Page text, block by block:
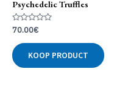
Psychedelic Truffles
Gewaardeerd
0
uit
5
70.00€
KOOP PRODUCT